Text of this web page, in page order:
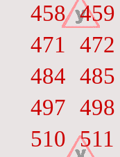
458 459
471
472
484 485
497 498
510 511